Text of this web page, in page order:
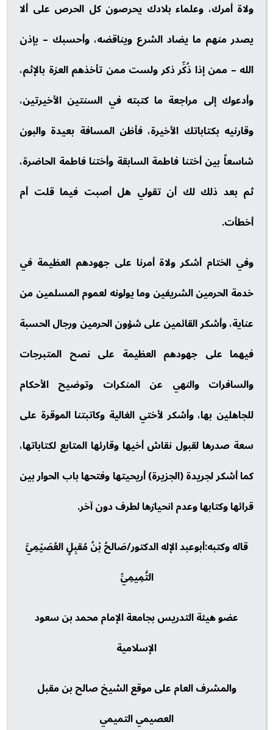
ولاة أمرك، وعلماء بلادك يحرصون كل الحرص على ألا
يصدر منهم ما يضاد الشرع ويناقضه، وأحسبك – بإذن
الله – ممن إذا ذُكِّر ذكر ولست ممن تأخذهم العزة بالإثم،
وأدعوك إلى مراجعة ما كتبته في السنتين الأخيرتين،
وقارنيه بكتاباتك الأخيرة، فأظن المسافة بعيدة والبون
شاسعاً بين أختنا فاطمة السابقة وأختنا فاطمة الحاضرة،
ثم بعد ذلك لك أن تقولي هل أصبت فيما قلت أم
أخطأت.
وفي الختام أشكر ولاة أمرنا على جهودهم العظيمة في
خدمة الحرمين الشريفين وما يولونه لعموم المسلمين من
عناية، وأشكر القائمين على شؤون الحرمين ورجال الحسبة
فيهما على جهودهم العظيمة على نصح المتبرجات
والسافرات والنهي عن المنكرات وتوضيح الأحكام
للجاهلين بها، وأشكر لأختي الغالية وكاتبتنا الموقرة على
سعة صدرها لقبول نقاش أخيها وقارئها المتابع لكتاباتها،
كما أشكر لجريدة (الجزيرة) أريحيتها وفتحها باب الحوار بين
قرائها وكتابها وعدم انحيازها لطرف دون آخر.
قاله وكتبه:أبوعبد الإله الدكتور/صَالحُ بْنُ مُقبِلٍ العُصَيْمِيَّ
التَّمِيمِيِّ
عضو هيئة التدريس بجامعة الإمام محمد بن سعود
الإسلامية
والمشرف العام على موقع الشيخ صالح بن مقبل
العصيمي التميمي